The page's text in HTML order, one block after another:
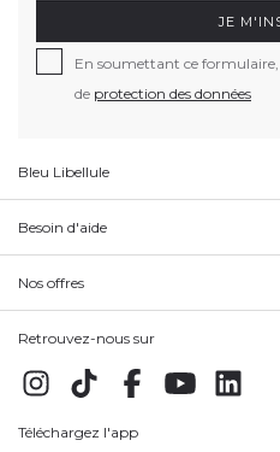
JE
En soumettant ce
de protection des données
Bleu Libellule
Besoin d'aide
Nos offres
Retrouvez-nous sur
Téléchargez l'app